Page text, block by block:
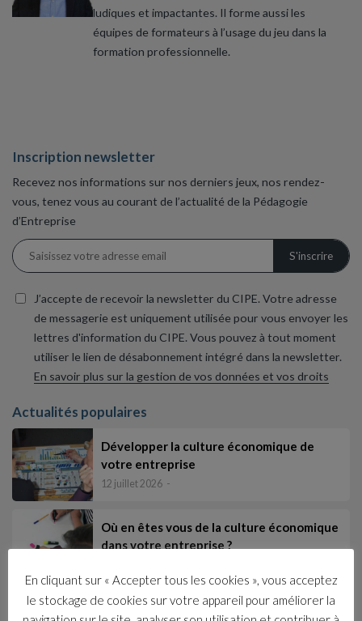
ludiques et impactantes. Il forme aussi les
équipes de formateurs à l’usage du jeu dans la
formation professionnelle.
Inscription newsletter
Recevez nos informations sur nos derniers jeux, nos rendez-
vous, tenez vous au courant de l’actualité de la Pédagogie
d’Entreprise
J’accepte de recevoir la newsletter du CIPE. Votre adresse
de messagerie est uniquement utilisée pour vous envoyer les
lettres d'information du CIPE. Vous pouvez à tout moment
utiliser le lien de désabonnement intégré dans la newsletter.
En savoir plus sur la gestion de vos données et vos droits
Actualités populaires
Développer la culture économique de
votre entreprise
12 juillet 2026
Où en êtes vous de la culture économique
dans votre entreprise ?
Élaborer et animer une formation pour
En cliquant sur « Accepter tous les cookies », vous acceptez
le stockage de cookies sur votre appareil pour améliorer la